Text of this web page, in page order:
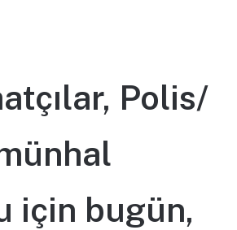
Polis/
için bugün,